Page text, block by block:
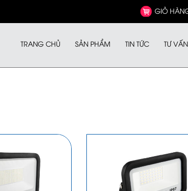
GIỎ
TRANG CHỦ SẢN PHẨM TIN TỨC TƯ